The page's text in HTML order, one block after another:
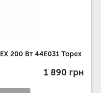
200 Вт 44E031 Topex
1 890 грн